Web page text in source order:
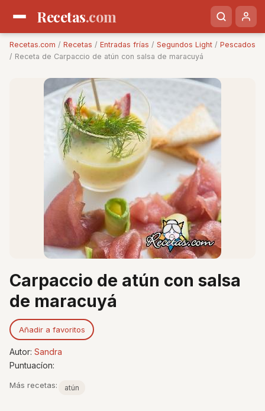
Recetas.com
Recetas.com / Recetas / Entradas frías / Segundos Light / Pescados
/ Receta de Carpaccio de atún con salsa de maracuyá
Carpaccio de atún con salsa
de maracuyá
Añadir a favoritos
Autor: Sandra
Puntuacíon:
Más recetas: atún